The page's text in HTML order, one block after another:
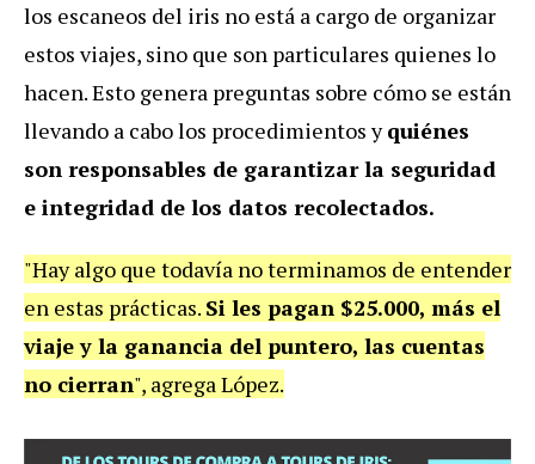
los escaneos del iris no está a cargo de organizar
estos viajes, sino que son particulares quienes lo
hacen. Esto genera preguntas sobre cómo se están
llevando a cabo los procedimientos yquiénes
son responsables de garantizar la seguridad
e integridad de los datos recolectados.
"Hay algo que todavía no terminamos de entender
en estas prácticas. Si les pagan $25.000, más el
viaje y la ganancia del puntero, las cuentas
no cierran", agrega López.